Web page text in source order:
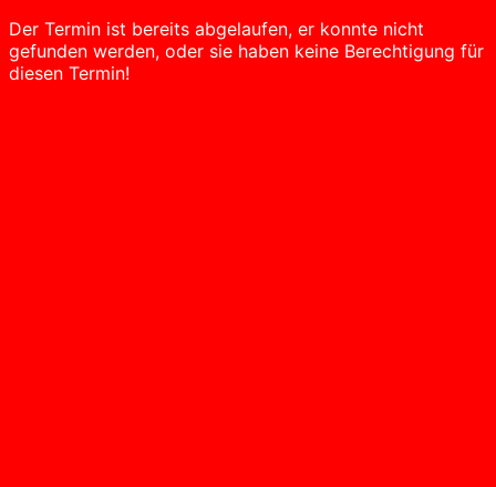
Der Termin ist bereits abgelaufen, er konnte nicht
gefunden werden, oder sie haben keine Berechtigung für
diesen Termin!